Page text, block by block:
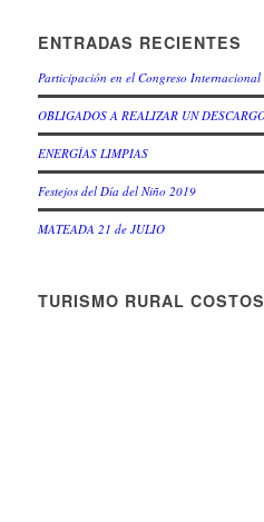
ENTRADAS RECIENTES
Participación en el Congreso Internacional
OBLIGADOS A REALIZAR UN
ENERGÍAS LIMPIAS
Festejos del Día del Niño 2019
MATEADA 21 de JULIO
TURISMO RURAL